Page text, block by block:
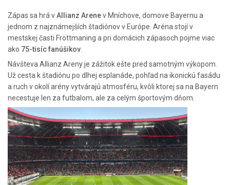
Zápas sa hrá vAllianz Arenev Mníchove, domove Bayernu a
jednom z najznámejších štadiónov v Európe. Aréna stojí v
mestskej časti Fröttmaning a pri domácich zápasoch pojme viac
ako 75-tisíc fanúšikov
Návšteva Allianz Areny je zážitok ešte pred samotným výkopom.
Už cesta k štadiónu po dlhej esplanáde, pohľad na ikonickú fasádu
a ruch v okolí arény vytvárajú atmosféru, kvôli ktorej sa na Bayern
necestuje len za futbalom, ale za celým športovým dňom.